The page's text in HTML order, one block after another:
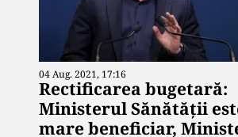
04 Aug. 2021, 17:16
Rectificarea bugetară:
Ministerul Sănătății
mare beneficiar,